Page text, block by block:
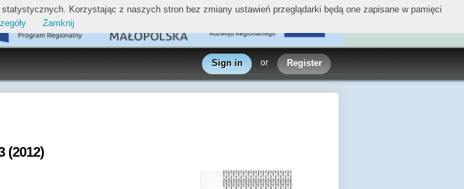
Sign in or Register
(2012)
Korzystając z naszych stron bez zmiany ustawień przeglądarki będą one zapisane w pamięci
Zamknij